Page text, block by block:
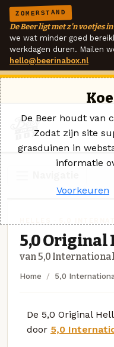
ZOMERSTAND
De Beer ligt met z'n voetjes
we wat minder goed
werkdagen duren. Mailen
hello@beerinabox.nl
5,0 Original
van 5,0 International
Home 5,0
De 5,0 Original
door 5,0
De Beer houdt van
Zodat zijn site
grasduinen in
informatie
Voorkeuren